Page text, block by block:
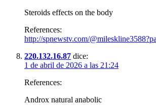
Steroids effects on the body
References:
http://spnewstv.com/
220.132.16.87 dice:
1 de abril de 2026 a las 21:24
References:
Androx natural anabolic